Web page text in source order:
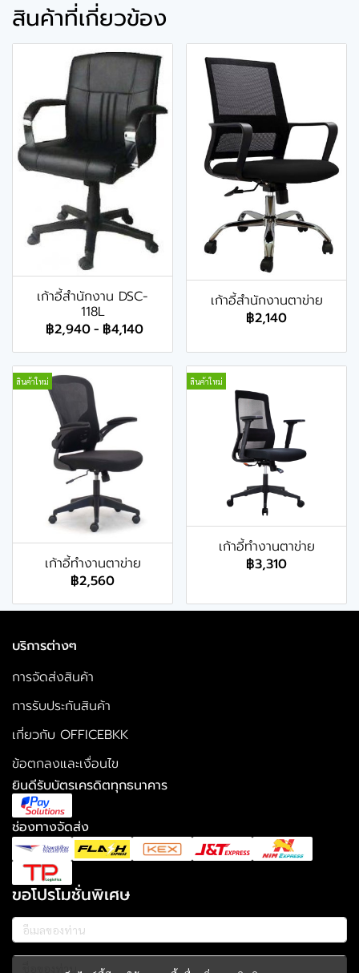
สินค้าที่เกี่ยวข้อง
เก้าอี้สำนักงาน DSC-
118L
฿2,940- ฿4,140
เก้าอี้สำนักงานตาข่าย
฿2,140
สินค้าใหม่
เก้าอี้ทำงานตาข่าย
฿2,560
สินค้าใหม่
เก้าอี้ทำงานตาข่าย
฿3,310
บริการต่างๆ
การจัดส่งสินค้า
การรับประกันสินค้า
เกี่ยวกับ OFFICEBKK
ข้อตกลงและเงื่อนไข
ยินดีรับบัตรเครดิตทุกธนาคาร
ช่องทางจัดส่ง
ขอโปรโมชั่นพิเศษ